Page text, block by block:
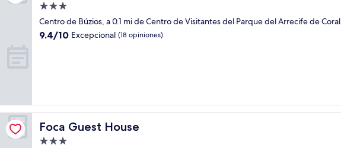
Propiedad
de
3.0
Centro de Búzios, a 0.1 mi de Centro de Visitantes del Parque del Arrecife de Coral
9.4
9.4/10 Excepcional (18 opiniones)
Foca Guest House
Foca Guest House
Propiedad